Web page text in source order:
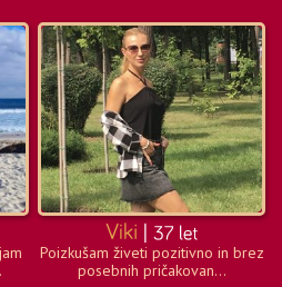
Poizkušam živeti pozitivno in brez
posebnih pričakovan...